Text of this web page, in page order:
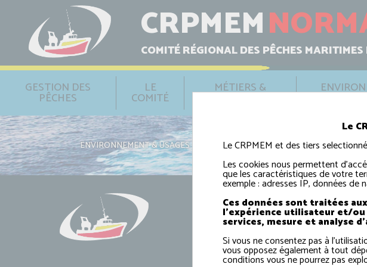
CRPMEM
COMITÉ RÉGIONAL DES PÊCHES
GESTION DES
PÊCHES
LE
COMITÉ
MÉTIERS &
SÉCURITÉ
ENVIRONNEMENT & USAGES CÂBLES SOUS-MARINS (HORS ÉOLIEN) ›
Le
Le CRPMEM et des tiers
Les cookies nous permettent
que les caractéristiques de votre
exemple : adresses IP, données de
Ces données sont traitées
l'expérience utilisateur et/
services, mesure et analyse
Si vous ne consentez pas à
vous opposez également à tout
conditions vous ne pourrez pas